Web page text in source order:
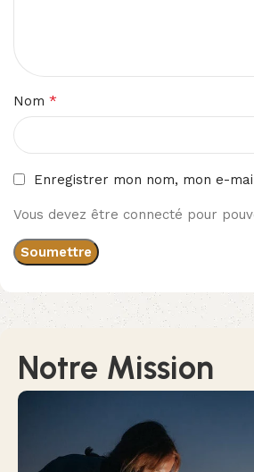
Nom *
Enregistrer mon nom, mon e-
Vous devez être connecté pour
Notre Mission